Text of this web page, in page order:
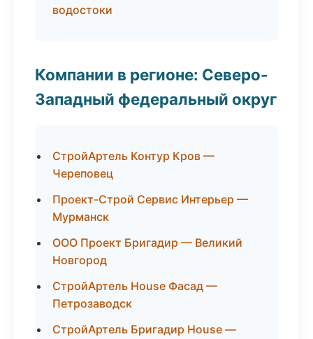
водостоки
Компании в регионе: Северо-
Западный федеральный округ
СтройАртель Контур Кров —
Череповец
Проект-Строй Сервис Интерьер —
Мурманск
ООО Проект Бригадир — Великий
Новгород
СтройАртель House Фасад —
Петрозаводск
СтройАртель Бригадир House —